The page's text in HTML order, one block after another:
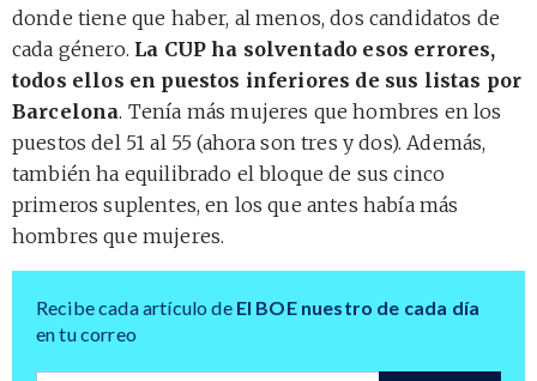
donde tiene que haber, al menos, dos candidatos de
cada género. La CUP ha solventado esos errores,
todos ellos en puestos inferiores de sus listas por
Barcelona. Tenía más mujeres que hombres en los
puestos del 51 al 55 (ahora son tres y dos). Además,
también ha equilibrado el bloque de sus cinco
primeros suplentes, en los que antes había más
hombres que mujeres.
Recibe cada artículo de El BOE nuestro de cada día
en tu correo